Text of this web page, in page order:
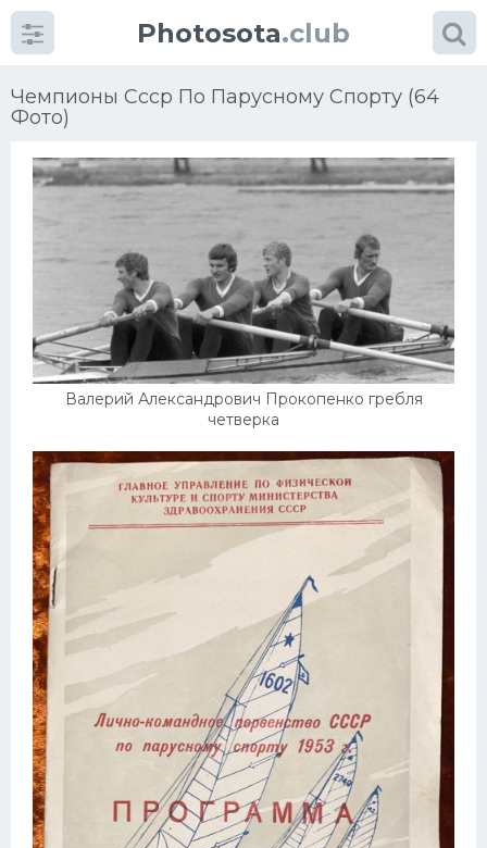
Photosota.club
Чемпионы Ссср По Парусному Спорту (64
Фото)
Валерий Александрович Прокопенко гребля
четверка
Категории Фото
Еще картинки...
Футбол
Баскетбол
Хоккей
Велогонки
Конькобежный спорт
Тренажеры
Интерьер квартиры